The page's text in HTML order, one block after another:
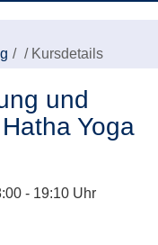
/ Kursdetails
und
Yoga
- 19:10 Uhr